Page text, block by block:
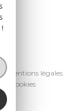
Mentions légales
Cookies